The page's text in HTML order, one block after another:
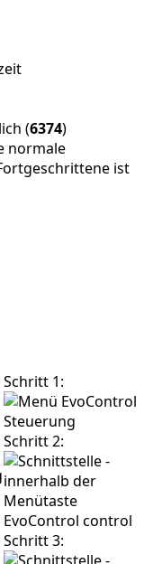
(6374)
normale
ist
Schritt 1:
Schritt 2:
Schritt 3: